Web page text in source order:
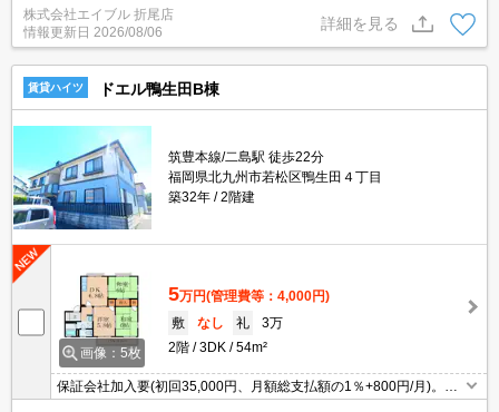
き。ウォークインクローゼット付き。TVインターホン付き。
株式会社エイブル 折尾店
情報更新日 2026/08/06
詳細を見る
賃貸ハイツ ドエル鴨生田B棟
筑豊本線/二島駅 徒歩22分
福岡県北九州市若松区鴨生田４丁目
築32年
2階建
画像：5枚
5万円(管理費等：4,000円)
敷
なし 礼
3万
2階
3DK 54m²
保証会社加入要(初回35,000円、月額総支払額の1％+800円/月)。仲